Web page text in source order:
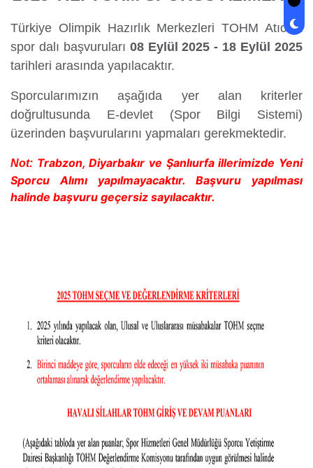
Türkiye Olimpik Hazırlık Merkezleri TOHM Atıcılık
spor dalı başvuruları 08 Eylül 2025 - 18 Eylül 2025
tarihleri arasında yapılacaktır.
Sporcularımızın aşağıda yer alan kriterler
doğrultusunda E-devlet (Spor Bilgi Sistemi)
üzerinden başvurularını yapmaları gerekmektedir.
Not: Trabzon, Diyarbakır ve Şanlıurfa illerimizde Yeni
Sporcu Alımı yapılmayacaktır. Başvuru yapılması
halinde başvuru geçersiz sayılacaktır.